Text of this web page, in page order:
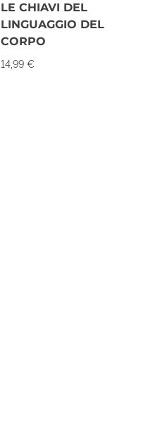
LE CHIAVI DEL
LINGUAGGIO DEL
CORPO
14,99€